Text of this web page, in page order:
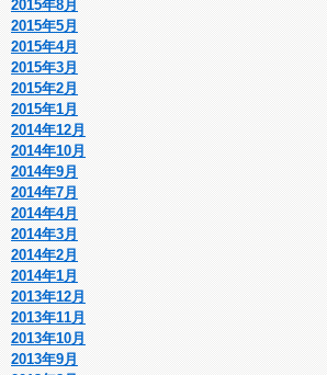
2015年8月
2015年5月
2015年4月
2015年3月
2015年2月
2015年1月
2014年12月
2014年10月
2014年9月
2014年7月
2014年4月
2014年3月
2014年2月
2014年1月
2013年12月
2013年11月
2013年10月
2013年9月